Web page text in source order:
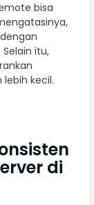
bisa
itu,
lebih kecil.
di